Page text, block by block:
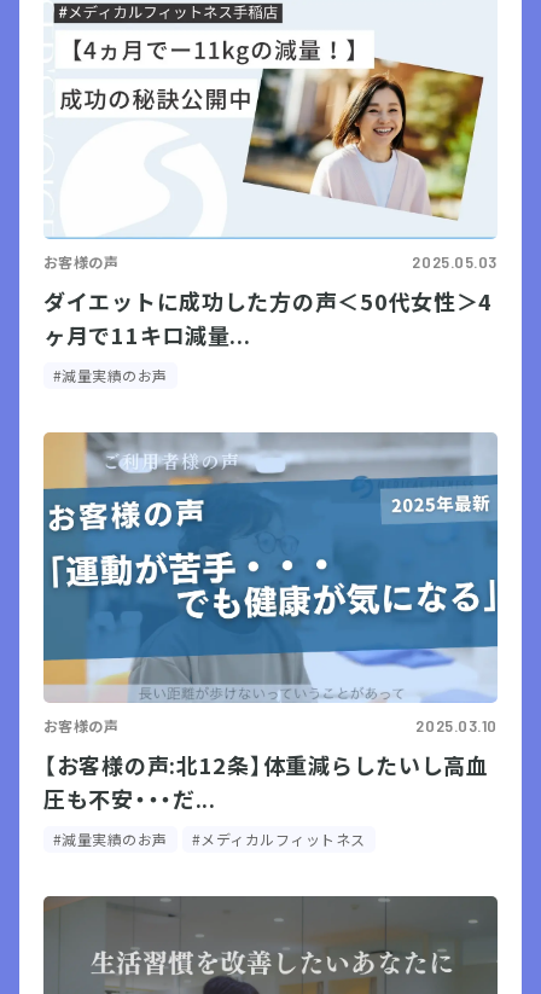
お客様の声 2025.05.03
ダイエットに成功した方の声＜50代女性＞4
ヶ月で11キロ減量...
#減量実績のお声
お客様の声 2025.03.10
【お客様の声:北12条】体重減らしたいし高血
圧も不安・・・だ...
#減量実績のお声 #メディカルフィットネス